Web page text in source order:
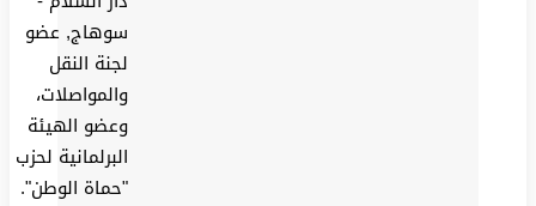
سوهاج, عضو
لجنة النقل
والمواصلات،
وعضو الهيئة
البرلمانية لحزب
"حماة الوطن".